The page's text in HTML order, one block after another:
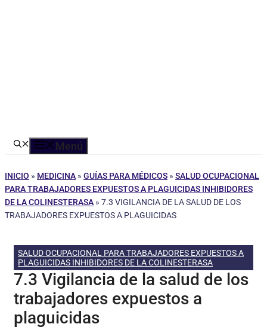
Menú
INICIO » MEDICINA » GUÍAS PARA MÉDICOS » SALUD OCUPACIONAL
PARA TRABAJADORES EXPUESTOS A PLAGUICIDAS INHIBIDORES
DE LA COLINESTERASA » 7.3 VIGILANCIA DE LA SALUD DE LOS
TRABAJADORES EXPUESTOS A PLAGUICIDAS
SALUD OCUPACIONAL PARA TRABAJADORES EXPUESTOS A
PLAGUICIDAS INHIBIDORES DE LA COLINESTERASA
7.3 Vigilancia de la salud de los
trabajadores expuestos a
plaguicidas